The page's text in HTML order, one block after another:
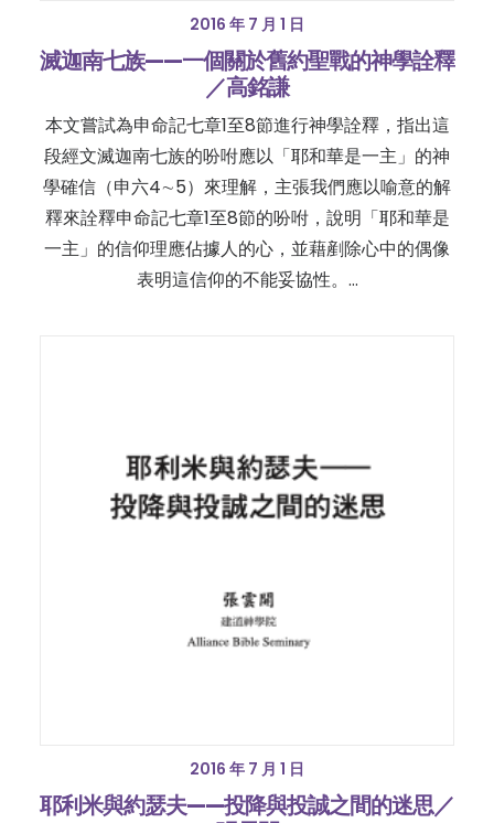
2016 年 7 月 1 日
滅迦南七族——一個關於舊約聖戰的神學詮釋
／高銘謙
本文嘗試為申命記七章1至8節進行神學詮釋，指出這
段經文滅迦南七族的吩咐應以「耶和華是一主」的神
學確信（申六4∼5）來理解，主張我們應以喻意的解
釋來詮釋申命記七章1至8節的吩咐，說明「耶和華是
一主」的信仰理應佔據人的心，並藉剷除心中的偶像
表明這信仰的不能妥協性。…
2016 年 7 月 1 日
耶利米與約瑟夫——投降與投誠之間的迷思／